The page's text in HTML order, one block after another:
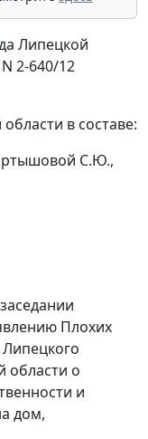
Липецкой
2-640/12
в составе:
С.Ю.,
Плохих
области о
и
дом,